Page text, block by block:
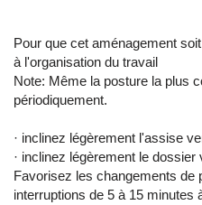
Pour que cet aménagement
à l'organisation du travail
Note: Même la posture la plus
périodiquement.
· inclinez légèrement l'assise
· inclinez légèrement le dossier
Favorisez les changements de
interruptions de 5 à 15 minutes